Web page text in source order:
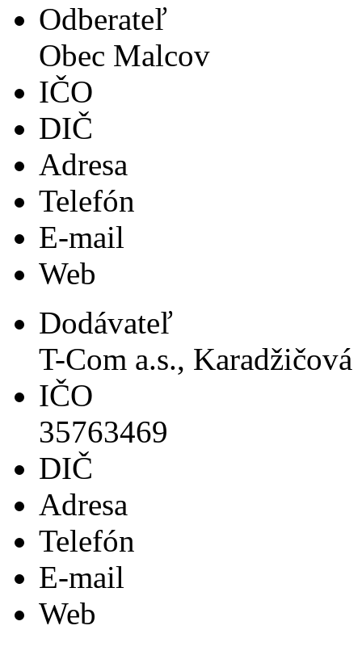
Odberateľ
Obec Malcov
IČO
DIČ
Adresa
Telefón
E-mail
Web
Dodávateľ
T-Com a.s.,
IČO
35763469
DIČ
Adresa
Telefón
E-mail
Web